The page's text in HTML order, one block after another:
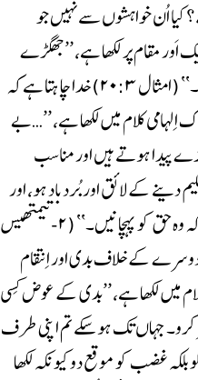
کیا اُن خواہشوں سے نہیں جو
۴:۱) بائبل مُقدس میں ایک اَور مقام پر لکھا ہے، ’’جھگڑے
سے الگ رہنے میں آدمی کی عزت ہے لیکن ہر ایک احمق جھگڑتا رہتا ہے۔‘‘ (امثال ۲۰:۳) خدا چاہتا ہے کہ
کلام میں لکھا ہے، ’’…بے
پیدا ہوتے ہیں اور مناسب
دینے کے لائق اور بُردباد ہو، اور
مخالفوں کو حلیمی سے تادیب کرے۔ شائد خدا اُنہیں توبہ کی توفیق بخشے تاکہ وہ حق کو پہچانیں۔‘‘ (۲-تیمتھیس
دوسرے کے خلاف بدی اور اِنتقام
میں لکھا ہے، ’’بدی کے عوض کِسی
جہاں تک ہو سکے تم اپنی طرف
غضب کو موقع دو کیونکہ لکھا